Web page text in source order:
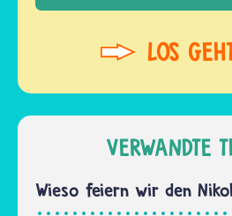
VERWANDTE
Wieso feiern wir den